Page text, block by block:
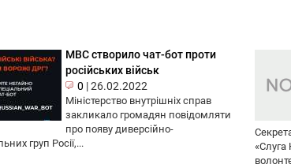
МВС створило чат-бот проти
російських військ
0 |26.02.2022
Міністерство внутрішніх справ
закликало громадян повідомляти
про появу диверсійно-
груп Росії,...
«Слуга